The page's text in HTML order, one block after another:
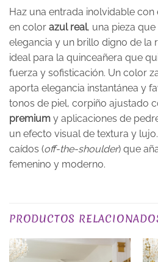
Haz una entrada inolvidable
en color azul real, una pieza
elegancia y un brillo digno de la
ideal para la quinceañera que
fuerza y sofisticación. Un color
aporta elegancia instantánea y
tonos de piel, corpiño ajustado
premium y aplicaciones de
un efecto visual de textura y
caídos (off-the-shoulder) que
femenino y moderno.
COLOR Azules
PRODUCTOS